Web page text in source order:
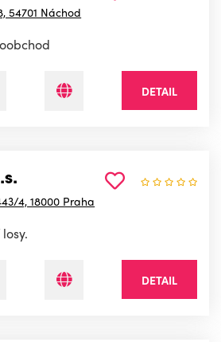
54701 Náchod
DETAIL
4, 18000 Praha
DETAIL